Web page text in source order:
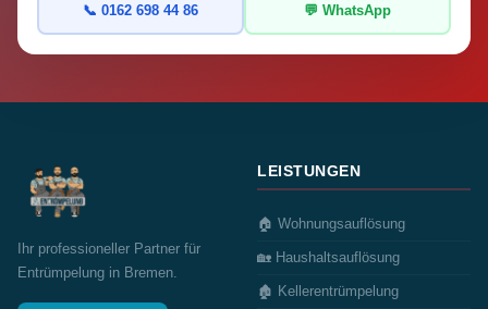
📞 0162 698 44 86 💬 WhatsApp
Ihr professioneller Partner für
Entrümpelung in Bremen.
LEISTUNGEN
🏠 Wohnungsauflösung
🏡 Haushaltsauflösung
🏚️ Kellerentrümpelung